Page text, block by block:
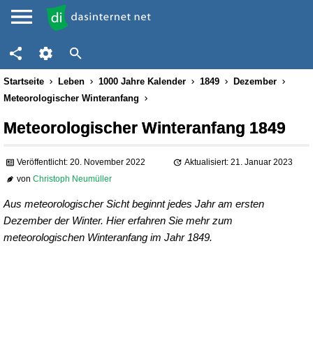
Startseite Leben 1000 Jahre Kalender 1849
Dezember
Meteorologischer Winteranfang
Meteorologischer Winteranfang 1849
Veröffentlicht: 20. November 2022
Aktualisiert: 21. Januar 2023
vonChristoph Neumüller
Aus meteorologischer Sicht beginnt jedes Jahr am ersten
Dezember der Winter. Hier erfahren Sie mehr zum
meteorologischen Winteranfang im Jahr 1849.